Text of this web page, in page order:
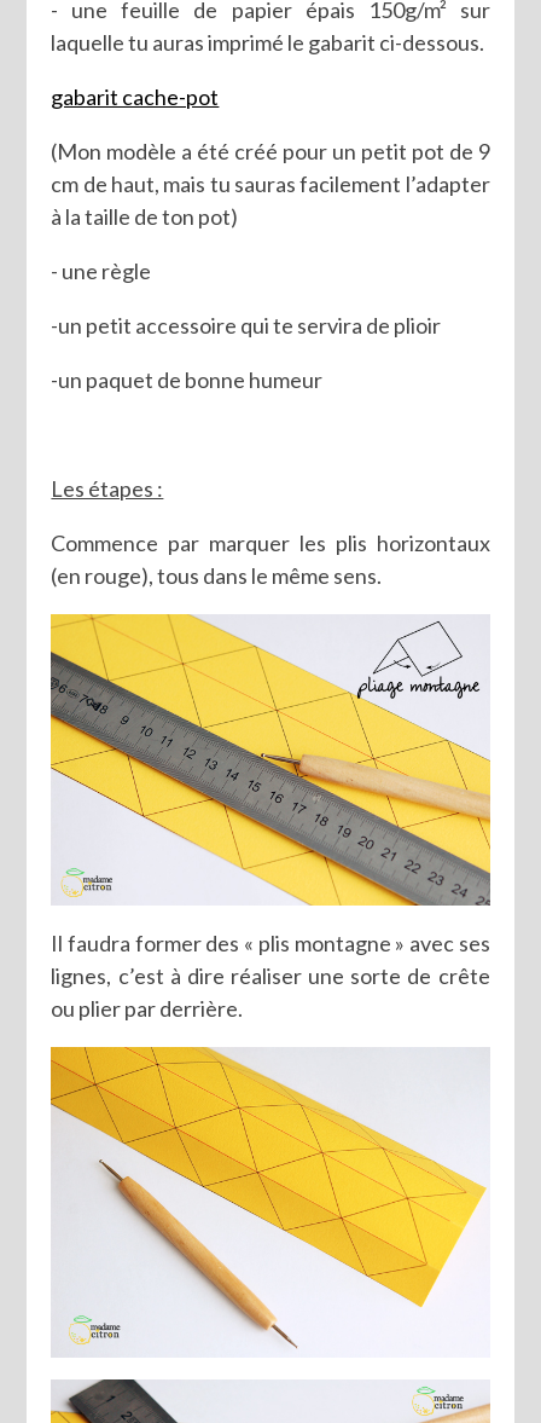
- une feuille de papier épais 150g/m² sur
laquelle tu auras imprimé le gabarit ci-dessous.
gabarit cache-pot
(Mon modèle a été créé pour un petit pot de 9
cm de haut, mais tu sauras facilement l’adapter
à la taille de ton pot)
- une règle
-un petit accessoire qui te servira de plioir
-un paquet de bonne humeur
Les étapes :
Commence par marquer les plis horizontaux
(en rouge), tous dans le même sens.
Il faudra former des « plis montagne » avec ses
lignes, c’est à dire réaliser une sorte de crête
ou plier par derrière.